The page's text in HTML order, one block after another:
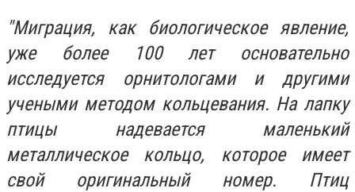
"Миграция, как биологическое явление,
уже более 100 лет основательно
исследуется орнитологами и другими
учеными методом кольцевания. На лапку
птицы надевается маленький
металлическое кольцо, которое имеет
свой оригинальный номер. Птиц